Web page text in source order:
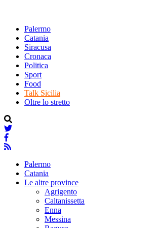
Palermo
Catania
Siracusa
Cronaca
Politica
Sport
Food
Talk Sicilia
Oltre lo stretto
Palermo
Catania
Le altre province
Agrigento
Caltanissetta
Enna
Messina